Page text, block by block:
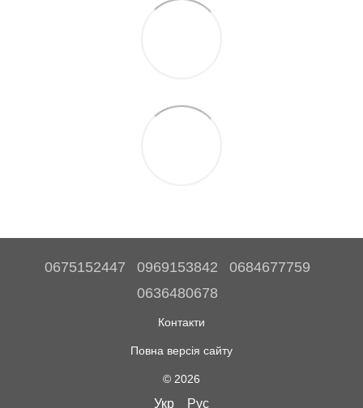
0675152447 0969153842
0684677759
0636480678
Контакти
Повна версія сайту
© 2026
Укр Рус